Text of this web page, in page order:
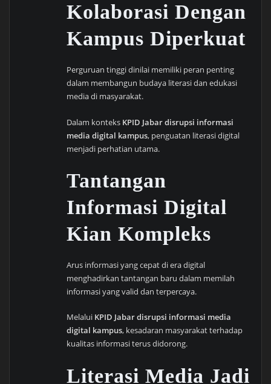
Kolaborasi Dengan
Kampus Diperkuat
Perguruan tinggi dinilai memiliki peran penting
dalam membangun budaya literasi dan edukasi
media di masyarakat.
Dalam konteks KPID Jabar disrupsi informasi
media digital kampus, penguatan literasi digital
menjadi perhatian utama.
Tantangan
Informasi Digital
Kian Kompleks
Arus informasi yang cepat di era digital
menghadirkan tantangan baru dalam memilah
informasi yang valid dan terpercaya.
Melalui KPID Jabar disrupsi informasi media
digital kampus, kesadaran masyarakat terhadap
kualitas informasi terus didorong.
Literasi Media Jadi